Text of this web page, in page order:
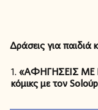
Δράσεις για παιδιά
«ΑΦΗΓΗΣΕΙΣ ΜΕ
κόμικς με τονSoloύ